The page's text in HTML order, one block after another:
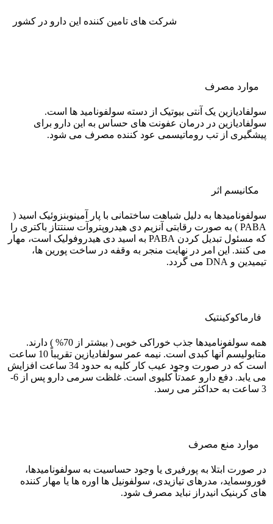
شرکت های تامین کننده این دارو در کشور
موارد مصرف
سولفادیازین یک آنتی بیوتیک از دسته سولفونامید ها است.
سولفادیازین در درمان عفونت های حساس به این دارو برای
پیشگیری از تب روماتیسمی عود کننده مصرف می شود.
مکانیسم اثر
سولفونامیدها به دلیل شباهت ساختمانی با پار آمینوبنزوئیک اسید (
PABA ) به صورت رقابتی آنزیم دی هیدروپتروآت سنتتاز باکتری را
که مسئول تبدیل کردن PABA به اسید دی هیدروفولیک است، مهار
می کنند. این امر در نهایت منجر به وقفه در ساخت پورین ها،
تیمیدین و DNA می گردد.
فارماکوکينتيک
همه سولفونامیدها جذب خوراکی خوبی ( بیشتر از 70% ) دارند.
متابولیسم آنها کبدی است. نیمه عمر سولفادیازین تقریباً 10 ساعت
است که در صورت وجود عیب کار کلیه به حدود 34 ساعت افزایش
می یابد. دفع دارو عمدتاً کلیوی است. غلظت سرمی دارو پس از 6-
3 ساعت به حداکثر می رسد.
موارد منع مصرف
در صورت ابتلا به پورفیری یا وجود حساسیت به سولفونامیدها،
فوروسماید، مدرهای تیازیدی، سولفونیل ها اوره ها یا مهار کننده
های کربنیک انیدراز نباید مصرف شود.